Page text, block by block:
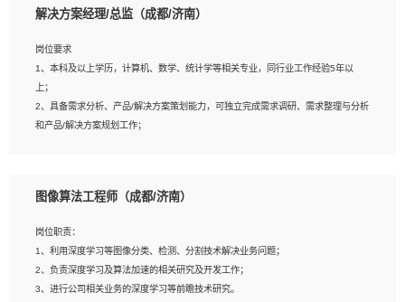
岗位要求：
1、全日制统招本科及以上学历，计算机相关专业毕业，5年以上开发工作经验；
2、具有扎实的java编程功底和良好的编码习惯，有分布式、多线程及高并发系统开
发经验和性能调优经验尤佳；熟悉JVM调优；掌握基础中间件、基础架构方案和云
平台、云产品功能特性，熟练使用相关平台的功能和了解其背后实现机制；
研发管理流程建设经验；
种常用框架和技术Springboot、Shiro、springcloud等；熟悉Linux常用命令和了解
常用脚本语言，较丰富的线上系统运维经验，复杂问题排查思路清晰。
解决方案经理/总监（成都/济南）
岗位要求
1、本科及以上学历，计算机、数学、统计学等相关专业，同行业工作经验5年以
上；
2、具备需求分析、产品/解决方案策划能力，可独立完成需求调研、需求整理与分析
和产品/解决方案规划工作；
相关的解决方案，包括视频分析、图像识别、NLP、OCR、机器学习等；
AI算法框架，对人脸识别、目标检测、图像识别、OCR、NLP等AI算法有深刻理
解。具有AI平台级产品/解决方案从业经验者优先。具有大数据技术背景者优先；
6、具备良好的客户意识与沟通能力，善于学习思考、创新与团队协作，认真负责、
执行力与抗压力强。
图像算法工程师（成都/济南）
岗位职责：
1、利用深度学习等图像分类、检测、分割技术解决业务问题；
2、负责深度学习及算法加速的相关研究及开发工作；
3、进行公司相关业务的深度学习等前瞻技术研究。